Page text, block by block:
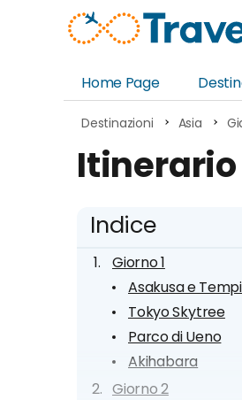
Home Page
Africa
Europa
Nord
Destinazioni Asia
Itinerario
Indice
Giorno 1
Asakusa e
Tokyo Skytree
Parco di Ueno
Akihabara
Giorno 2